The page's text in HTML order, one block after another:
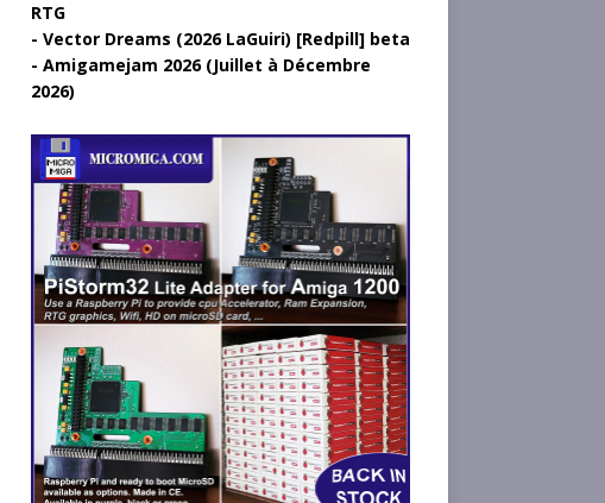
RTG
Vector Dreams (2026 LaGuiri) [Redpill] beta
Amigamejam 2026 (Juillet à Décembre
2026)